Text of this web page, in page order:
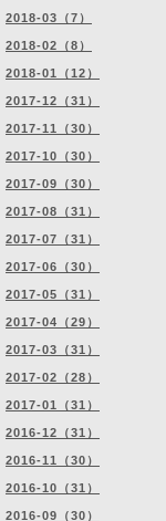
2018-03（7）
2018-02（8）
2018-01（12）
2017-12（31）
2017-11（30）
2017-10（30）
2017-09（30）
2017-08（31）
2017-07（31）
2017-06（30）
2017-05（31）
2017-04（29）
2017-03（31）
2017-02（28）
2017-01（31）
2016-12（31）
2016-11（30）
2016-10（31）
2016-09（30）